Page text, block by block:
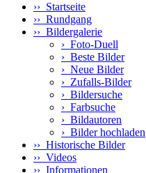
›› Startseite
›› Rundgang
›› Bildergalerie
› Foto-Duell
› Beste Bilder
› Neue Bilder
› Zufalls-Bilder
› Bildersuche
› Farbsuche
› Bildautoren
› Bilder hochladen
›› Historische Bilder
›› Videos
›› Informationen